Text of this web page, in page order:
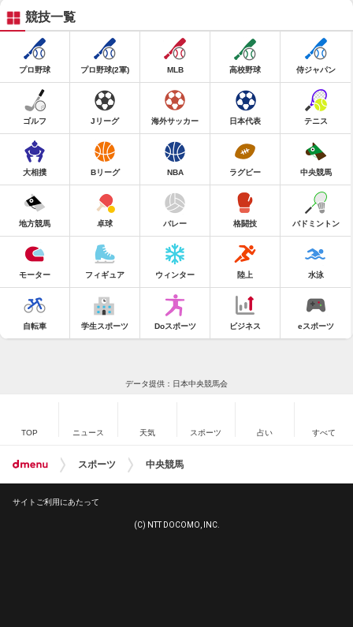
競技一覧
プロ野球 プロ野球(2軍) MLB 高校野球 侍ジャパン
ゴルフ Jリーグ 海外サッカー 日本代表 テニス
大相撲 Bリーグ NBA ラグビー 中央競馬
地方競馬 卓球 バレー 格闘技 バドミントン
モーター フィギュア ウィンター 陸上 水泳
自転車 学生スポーツ Doスポーツ ビジネス eスポーツ
データ提供：日本中央競馬会
TOP ニュース 天気 スポーツ 占い すべて
スポーツ 中央競馬
サイトご利用にあたって
(C) NTT DOCOMO, INC.